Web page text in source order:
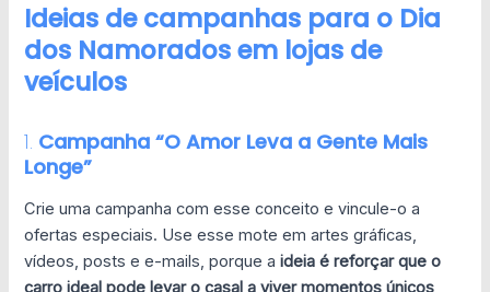
Ideias de campanhas para o Dia
dos Namorados em lojas de
veículos
1. Campanha “O Amor Leva a Gente Mais
Longe”
Crie uma campanha com esse conceito e vincule-o a
ofertas especiais. Use esse mote em artes gráficas,
vídeos, posts e e-mails, porque aideia é reforçar que o
carro ideal pode levar o casal a viver momentos únicos